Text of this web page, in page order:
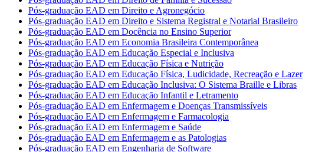
Pós-graduação EAD em Direito e Agronegócio
Pós-graduação EAD em Direito e Sistema Registral e Notarial Brasileiro
Pós-graduação EAD em Docência no Ensino Superior
Pós-graduação EAD em Economia Brasileira Contemporânea
Pós-graduação EAD em Educação Especial e Inclusiva
Pós-graduação EAD em Educação Física e Nutrição
Pós-graduação EAD em Educação Física, Ludicidade, Recreação e Lazer
Pós-graduação EAD em Educação Inclusiva: O Sistema Braille e Libras
Pós-graduação EAD em Educação Infantil e Letramento
Pós-graduação EAD em Enfermagem e Doenças Transmissíveis
Pós-graduação EAD em Enfermagem e Farmacologia
Pós-graduação EAD em Enfermagem e Saúde
Pós-graduação EAD em Enfermagem e as Patologias
Pós-graduação EAD em Engenharia de Software